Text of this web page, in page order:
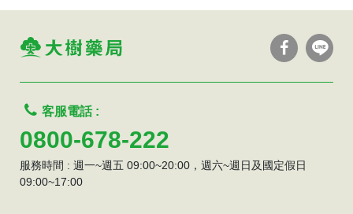
客服電話 :
0800-678-222
服務時間 : 週一~週五 09:00~20:00，週六~週日及國定假日
09:00~17:00